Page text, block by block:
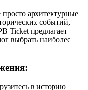
архитектурные
событий,
Ticket предлагает
выбрать наиболее
в историю